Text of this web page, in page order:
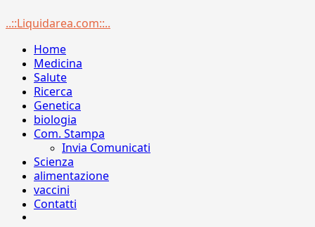
Menu
..::Liquidarea.com::..
Home
Medicina
Salute
Ricerca
Genetica
biologia
Com. Stampa
Invia Comunicati
Scienza
alimentazione
vaccini
Contatti